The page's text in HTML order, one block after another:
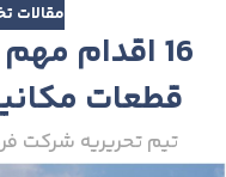
مقالات
16 اقدام
قطعات
تیم تحریریه شرکت